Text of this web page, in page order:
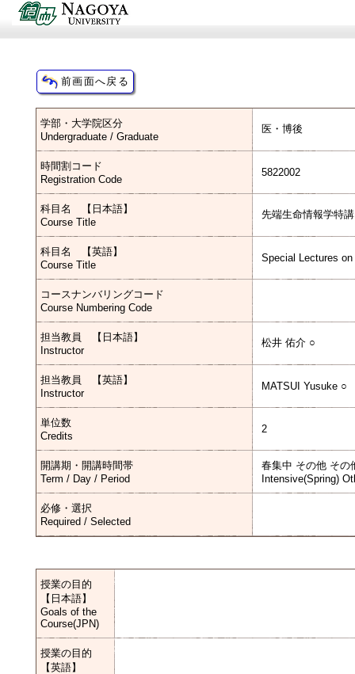
学部・大学院区分
Undergraduate / Graduate
医・博後
時間割コード
Registration Code
5822002
科目名 【日本語】
Course Title
先端生命情報学特講
科目名 【英語】
Course Title
Special Lectures
コースナンバリングコード
Course Numbering Code
担当教員 【日本語】
Instructor
松井 佑介 ○
担当教員 【英語】
Instructor
MATSUI Yusuke ○
単位数
Credits
2
開講期・開講時間帯
Term / Day / Period
春集中 その他 その
Intensive(Spring)
必修・選択
Required / Selected
授業の目的
【日本語】
Goals of the
Course(JPN)
授業の目的
【英語】